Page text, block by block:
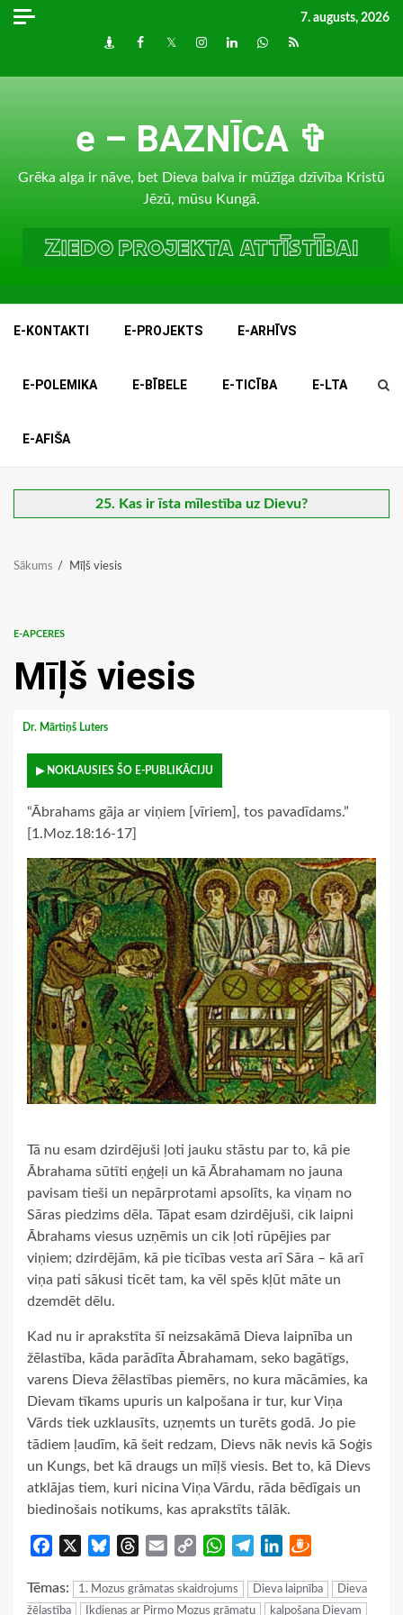
Skip
7. augusts, 2026
DraugiemFacebook
TwitterInstagram
LinkedInwhatsapp
RSS
e – BAZNĪCA ✞
Grēka alga ir nāve, bet Dieva balva ir mūžīga dzīvība Kristū
Jēzū, mūsu Kungā.
E-KONTAKTI E-PROJEKTS E-ARHĪVS
E-POLEMIKA E-BĪBELE E-TICĪBA E-LTA
E-AFIŠA
25. Kas ir īsta mīlestība uz Dievu?
Sākums Mīļš viesis
E-APCERES
Mīļš viesis
Dr. Mārtiņš Luters
▶ NOKLAUSIES ŠO E-PUBLIKĀCIJU
“Ābrahams gāja ar viņiem [vīriem], tos pavadīdams.”
[1.Moz.18:16-17]
Tā nu esam dzirdējuši ļoti jauku stāstu par to, kā pie
Ābrahama sūtīti eņģeļi un kā Ābrahamam no jauna
pavisam tieši un nepārprotami apsolīts, ka viņam no
Sāras piedzims dēla. Tāpat esam dzirdējuši, cik laipni
Ābrahams viesus uzņēmis un cik ļoti rūpējies par
viņiem; dzirdējām, kā pie ticības vesta arī Sāra – kā arī
viņa pati sākusi ticēt tam, ka vēl spēs kļūt māte un
dzemdēt dēlu.
Kad nu ir aprakstīta šī neizsakāmā Dieva laipnība un
žēlastība, kāda parādīta Ābrahamam, seko bagātīgs,
varens Dieva žēlastības piemērs, no kura mācāmies, ka
Dievam tīkams upuris un kalpošana ir tur, kur Viņa
Vārds tiek uzklausīts, uzņemts un turēts godā. Jo pie
tādiem ļaudīm, kā šeit redzam, Dievs nāk nevis kā Soģis
un Kungs, bet kā draugs un mīļš viesis. Bet to, kā Dievs
atklājas tiem, kuri nicina Viņa Vārdu, rāda bēdīgais un
biedinošais notikums, kas aprakstīts tālāk.
Facebook BlueskyThreads
Email
Copy
WhatsApp
TelegramLinkedIn
Tēmas: 1. Mozus grāmatas skaidrojums Dieva laipnība
Dieva
žēlastība
Ikdienas ar Pirmo Mozus grāmatu kalpošana Dievam